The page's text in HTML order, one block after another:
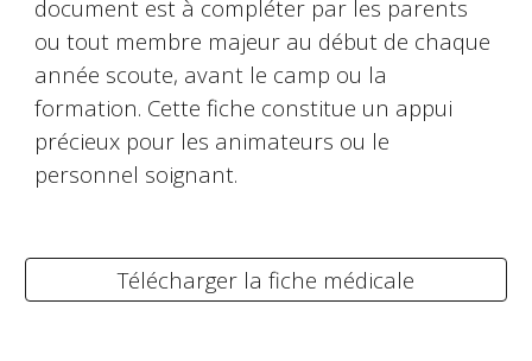
document est à compléter par les parents
ou tout membre majeur au début de chaque
année scoute, avant le camp ou la
formation. Cette fiche constitue un appui
précieux pour les animateurs ou le
personnel soignant.
Télécharger la fiche médicale